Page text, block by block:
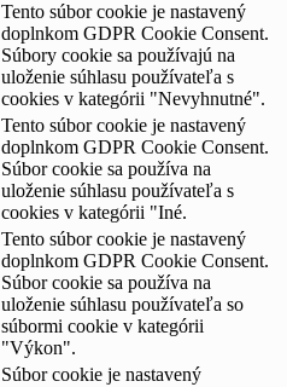
Tento súbor cookie je nastavený
doplnkom GDPR Cookie Consent.
Súbory cookie sa používajú na
uloženie súhlasu používateľa s
cookies v kategórii "Nevyhnutné".
Tento súbor cookie je nastavený
doplnkom GDPR Cookie Consent.
Súbor cookie sa používa na
uloženie súhlasu používateľa s
cookies v kategórii "Iné.
Tento súbor cookie je nastavený
doplnkom GDPR Cookie Consent.
Súbor cookie sa používa na
uloženie súhlasu používateľa so
súbormi cookie v kategórii
"Výkon".
Súbor cookie je nastavený